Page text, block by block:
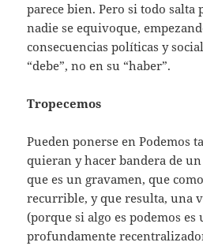
parece bien. Pero si todo salta
nadie se equivoque,
consecuencias políticas y
“debe”, no en su “haber”.
Tropecemos
Pueden ponerse en Podemos
quieran y hacer bandera de
que es un gravamen, que
recurrible, y que resulta, una
(porque si algo es podemos es
profundamente